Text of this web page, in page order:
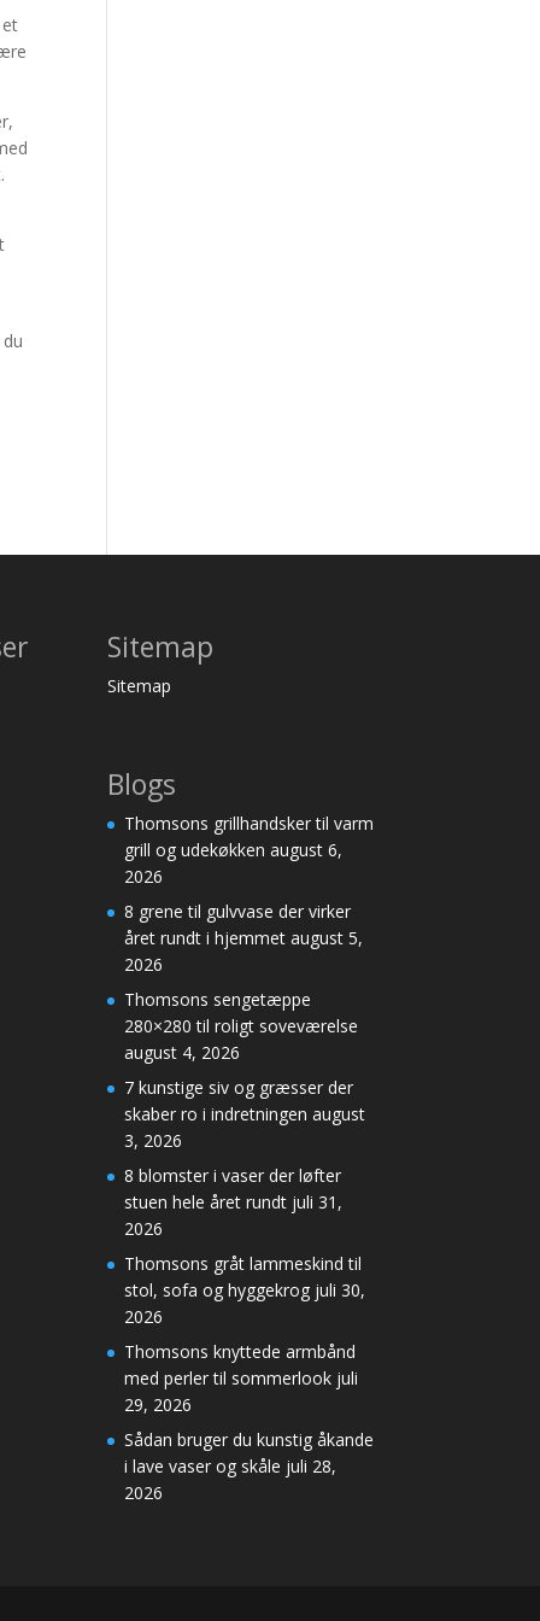
Sitemap
Sitemap
Blogs
Thomsons grillhandsker til varm
grill og udekøkken august 6,
2026
8 grene til gulvvase der virker
året rundt i hjemmet august 5,
2026
Thomsons sengetæppe
280×280 til roligt soveværelse
august 4, 2026
7 kunstige siv og græsser der
skaber ro i indretningen august
3, 2026
8 blomster i vaser der løfter
stuen hele året rundt juli 31,
2026
Thomsons gråt lammeskind til
stol, sofa og hyggekrog juli 30,
2026
Thomsons knyttede armbånd
med perler til sommerlook juli
29, 2026
Sådan bruger du kunstig åkande
i lave vaser og skåle juli 28,
2026